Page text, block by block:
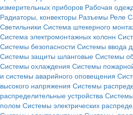
измерительных приборов Рабочая
Радиаторы, конвекторы Разъемы Реле
Светильники Система штекерного
Система электромонтажных колонн
Системы безопасности Системы ввода
Системы защиты шланговые Системы
Системы охлаждения Системы
и системы аварийного оповещения
высокого напряжения Системы
распределительные устройства
полом Системы электрических